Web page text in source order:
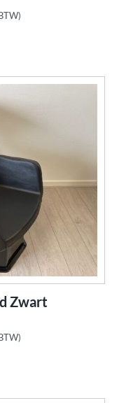
Zwart